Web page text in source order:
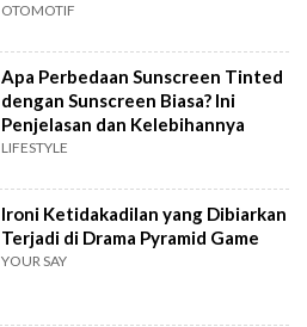
OTOMOTIF
Apa Perbedaan Sunscreen Tinted
dengan Sunscreen Biasa? Ini
Penjelasan dan Kelebihannya
LIFESTYLE
Ironi Ketidakadilan yang Dibiarkan
Terjadi di Drama Pyramid Game
YOUR SAY